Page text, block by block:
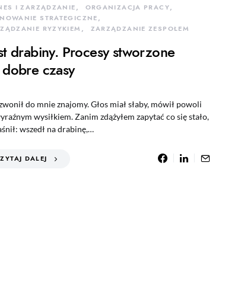
I ZARZĄDZANIE
ORGANIZACJA PRACY
STRATEGICZNE
RYZYKIEM
ZARZĄDZANIE ZESPOŁEM
drabiny. Procesy stworzone
czasy
do mnie znajomy. Głos miał słaby, mówił powoli
wysiłkiem. Zanim zdążyłem zapytać co się stało,
wszedł na drabinę,…
DALEJ